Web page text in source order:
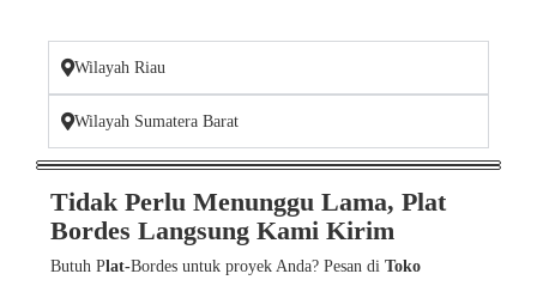
Wilayah Riau
Wilayah Sumatera Barat
Tidak Perlu Menunggu Lama, Plat
Bordes Langsung Kami Kirim
Butuh Plat-Bordes untuk proyek Anda? Pesan di Toko